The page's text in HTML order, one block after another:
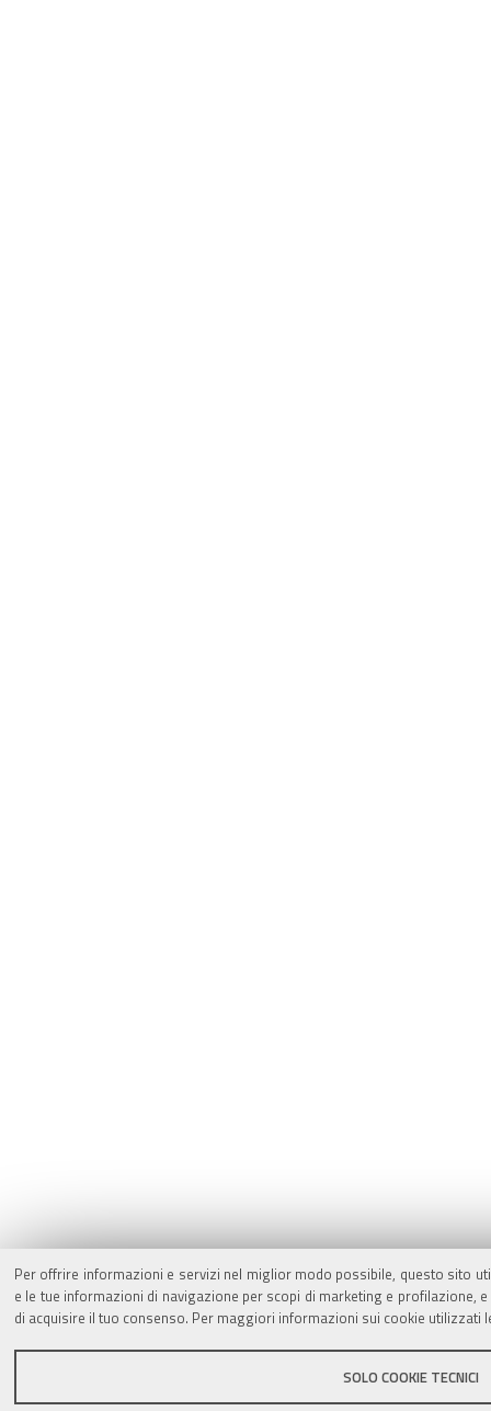
Per offrire informazioni e servizi nel miglior modo possibile, questo sito
e le tue informazioni di navigazione per scopi di marketing e
di acquisire il tuo consenso. Per maggiori informazioni sui cookie utilizzati
SOLO COOKIE TECNICI